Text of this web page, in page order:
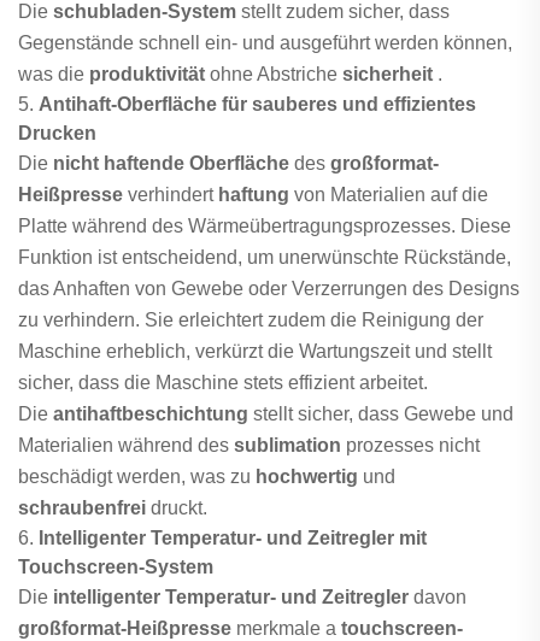
Die schubladen-System stellt zudem sicher, dass
Gegenstände schnell ein- und ausgeführt werden können,
was die produktivität ohne Abstriche sicherheit .
5. Antihaft-Oberfläche für sauberes und effizientes
Drucken
Die nicht haftende Oberfläche des großformat-
Heißpresse verhindert haftung von Materialien auf die
Platte während des Wärmeübertragungsprozesses. Diese
Funktion ist entscheidend, um unerwünschte Rückstände,
das Anhaften von Gewebe oder Verzerrungen des Designs
zu verhindern. Sie erleichtert zudem die Reinigung der
Maschine erheblich, verkürzt die Wartungszeit und stellt
sicher, dass die Maschine stets effizient arbeitet.
Die antihaftbeschichtung stellt sicher, dass Gewebe und
Materialien während des sublimation prozesses nicht
beschädigt werden, was zu hochwertig und
schraubenfrei druckt.
6. Intelligenter Temperatur- und Zeitregler mit
Touchscreen-System
Die intelligenter Temperatur- und Zeitregler davon
großformat-Heißpresse merkmale a touchscreen-